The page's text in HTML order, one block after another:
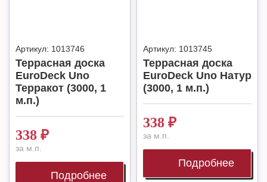
Артикул: 1013746
Террасная доска
EuroDeck Uno
Терракот (3000, 1
м.п.)
338 ₽
за м.п.
Подробнее
Артикул: 1013745
Террасная доска
EuroDeck Uno Натур
(3000, 1 м.п.)
338 ₽
за м.п.
Подробнее